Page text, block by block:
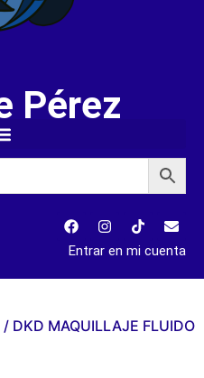
Pérez
Entrar en mi cuenta
/ DKD MAQUILLAJE FLUIDO